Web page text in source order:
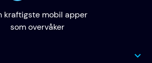
kraftigste mobil apper
som overvåker